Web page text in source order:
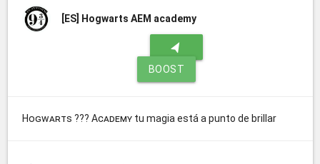
[ES] Hogwarts AEM academy
navigation
BOOST
Hᴏɢᴡᴀʀᴛs ??? Aᴄᴀᴅᴇᴍʏ tu magia está a punto de brillar